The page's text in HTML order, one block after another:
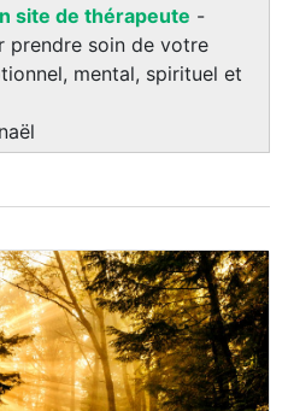
site de thérapeute -
prendre soin de votre
mental, spirituel et